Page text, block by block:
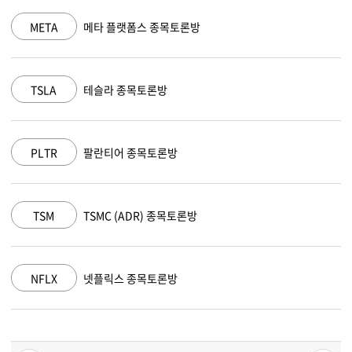
플랫폼스 종목토론방
종목토론방
티어 종목토론방
(ADR) 종목토론방
릭스 종목토론방